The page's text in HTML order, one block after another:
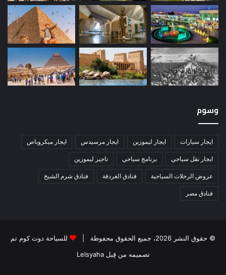
وسوم
ايجار سيارات ايجار ليموزين ايجار مرسيدس ايجار ميكروباص
ايجار نقل سياحي برنامج سياحي تاجير ليموزين
عروض الرحلات السياحية فنادق الغردقة فنادق شرم الشيخ
فنادق مصر
© حقوق النشر 2026، جميع الحقوق محفوظة |
للسياحة دوت كوم تم
تصميمه من قِبل Lelsyaha